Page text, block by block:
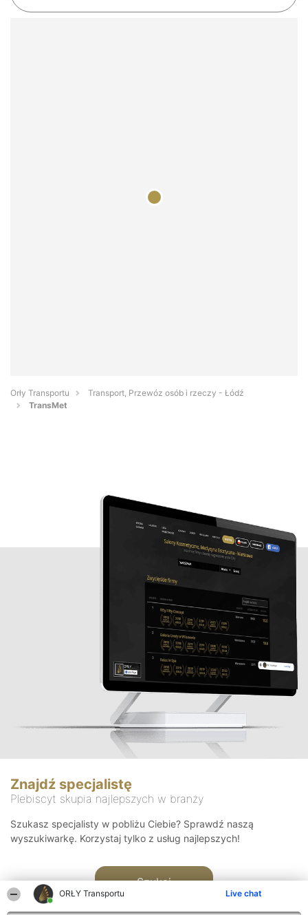
ORŁY Transportu Live chat
Orły Transportu
Transport, Przewóz osób i rzeczy - Łódź
TransMet
Znajdź specjalistę
Plebiscyt skupia najlepszych w branży
Szukasz specjalisty w pobliżu Ciebie? Sprawdź naszą
wyszukiwarkę. Korzystaj tylko z usług najlepszych!
Szukaj